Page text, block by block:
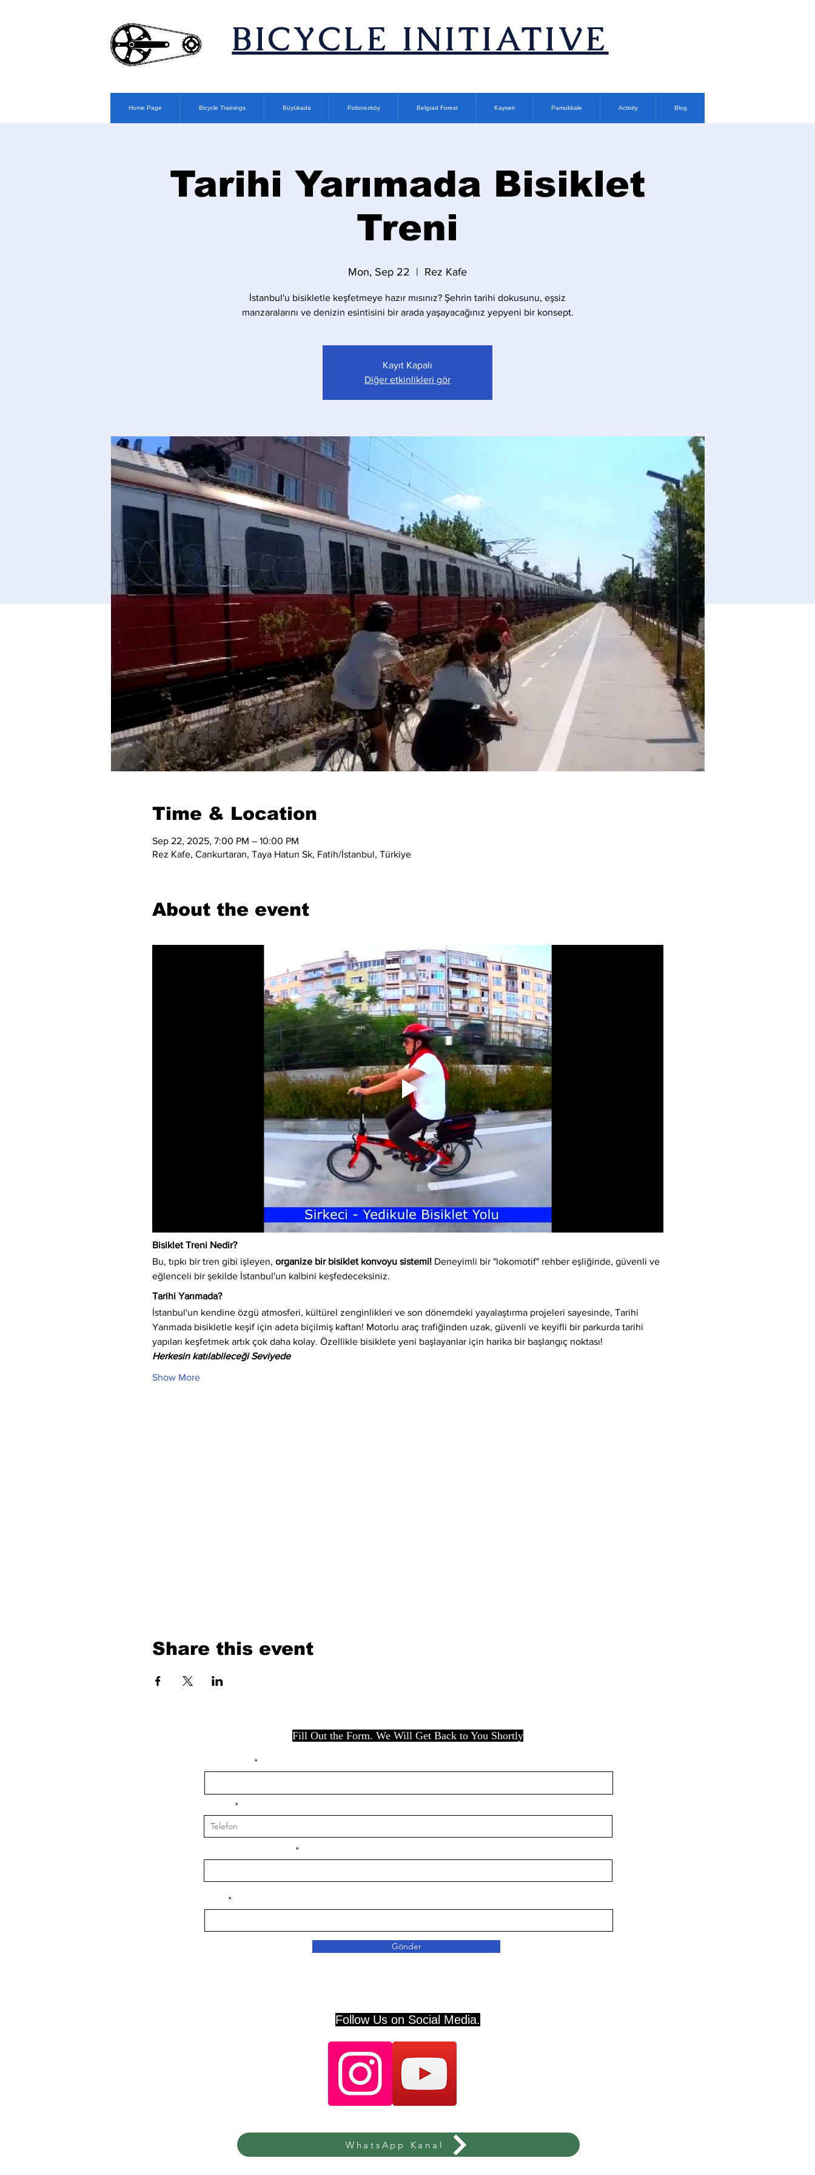
​BICYCLE INITIATIVE
Home Page Bicycle Trainings Büyükada Polonezköy Belgrad Forest Kayseri Pamukkale Activity Blog
Tarihi Yarımada Bisiklet
Treni
Mon, Sep 22
  |
Rez Kafe
İstanbul'u bisikletle keşfetmeye hazır mısınız? Şehrin tarihi dokusunu, eşsiz
manzaralarını ve denizin esintisini bir arada yaşayacağınız yepyeni bir konsept.
Kayıt Kapalı
Diğer etkinlikleri gör
Time & Location
Sep 22, 2025, 7:00 PM – 10:00 PM
Rez Kafe, Cankurtaran, Taya Hatun Sk, Fatih/İstanbul, Türkiye
About the event
Bisiklet Treni Nedir?
Bu, tıpkı bir tren gibi işleyen, organize bir bisiklet konvoyu sistemi! Deneyimli bir "lokomotif" rehber eşliğinde, güvenli ve
eğlenceli bir şekilde İstanbul'un kalbini keşfedeceksiniz.
Tarihi Yarımada?
İstanbul'un kendine özgü atmosferi, kültürel zenginlikleri ve son dönemdeki yayalaştırma projeleri sayesinde, Tarihi
Yarımada bisikletle keşif için adeta biçilmiş kaftan! Motorlu araç trafiğinden uzak, güvenli ve keyifli bir parkurda tarihi
yapıları keşfetmek artık çok daha kolay. Özellikle bisiklete yeni başlayanlar için harika bir başlangıç noktası!
Herkesin katılabileceği Seviyede
Show More
Share this event
Fill Out the Form. We Will Get Back to You Shortly
Gönder
Follow Us on Social Media.
WhatsApp Kanal